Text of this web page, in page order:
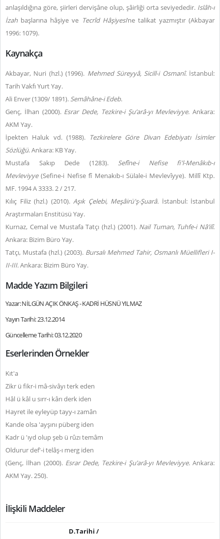
anlaşıldığına göre, şiirleri dervişâne olup, şâirliği orta seviyededir. Islâh-ı
İzah başlarına hâşiye ve Tecrîd Hâşiyesi’ne talikat yazmıştır (Akbayar
1996: 1079).
Kaynakça
Akbayar, Nuri (hzl.) (1996). Mehmed Süreyyâ, Sicill-i Osmanî. İstanbul:
Tarih Vakfı Yurt Yay.
Ali Enver (1309/ 1891). Semâhâne-i Edeb.
Genç, İlhan (2000). Esrar Dede, Tezkire-i Şu’arâ-yı Mevleviyye. Ankara:
AKM Yay.
İpekten Haluk vd. (1988). Tezkirelere Göre Divan Edebiyatı İsimler
Sözlüğü. Ankara: KB Yay.
Mustafa Sakıp Dede (1283). Sefîne-i Nefise fi'l-Menâkıb-ı
Mevleviyye(Sefine-i Nefise fî Menakıb-ı Sülale-i Mevlevîyye). Millî Ktp.
MF. 1994 A 3333. 2 / 217.
Kılıç Filiz (hzl.) (2010). Aşık Çelebi, Meşâirü'ş-Şuarâ. İstanbul: İstanbul
Araştırmaları Enstitüsü Yay.
Kurnaz, Cemal ve Mustafa Tatçı (hzl.) (2001). Nail Tuman, Tuhfe-i Nâ’ilî.
Ankara: Bizim Büro Yay.
Tatçı, Mustafa (hzl.) (2003). Bursalı Mehmed Tahir, Osmanlı Müellifleri I-
II-III. Ankara: Bizim Büro Yay.
Madde Yazım Bilgileri
Yazar: NİLGÜN AÇIK ÖNKAŞ - KADRİ HÜSNÜ YILMAZ
Yayın Tarihi: 23.12.2014
Güncelleme Tarihi: 03.12.2020
Eserlerinden Örnekler
Kıt'a
Zikr ü fikr-i mâ-sivâyı terk eden
Hâl ü kâl u sırr-ı kârı derk iden
Hayret ile eyleyüp tayy-ı zamân
Kande olsa 'ayşını püberg iden
Kadr ü 'ıyd olup şeb ü rûzı temâm
Oldurur def'-i telâş-ı merg iden
(Genç, İlhan (2000). Esrar Dede, Tezkire-i Şu’arâ-yı Mevleviyye. Ankara:
AKM Yay.250).
İlişkili Maddeler
D.Tarihi /